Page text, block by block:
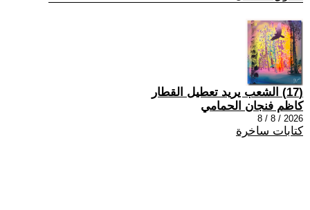
(17) الشعب يريد تعطيل القطار
كاظم فنجان الحمامي
2026 / 8 / 8
كتابات ساخرة